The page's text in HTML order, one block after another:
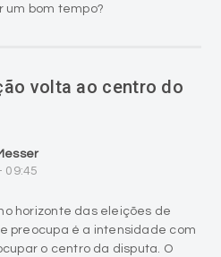
um bom tempo?
volta ao centro do
09:45
horizonte das eleições de
preocupa é a intensidade com
o centro da disputa. O